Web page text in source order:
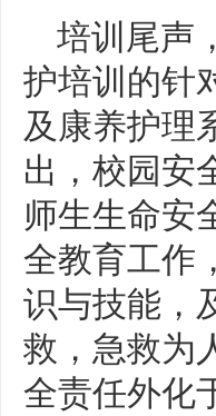
培训尾声
护培训的针
及康养护理
出，校园安
师生生命安
全教育工作
识与技能，
救，急救为
全责任外化